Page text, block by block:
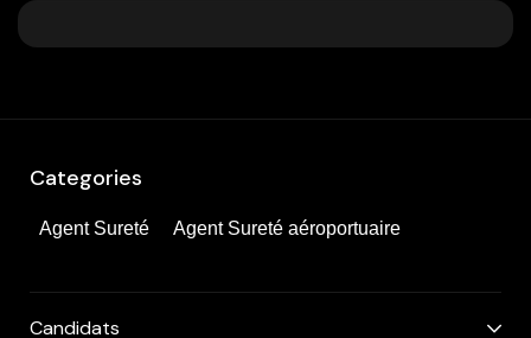
Categories
Agent Sureté Agent Sureté aéroportuaire
Candidats